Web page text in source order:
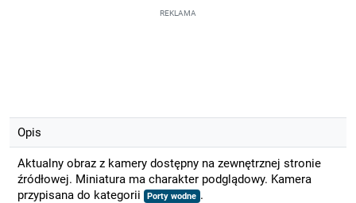
REKLAMA
Opis
Aktualny obraz z kamery dostępny na zewnętrznej stronie
źródłowej. Miniatura ma charakter podglądowy. Kamera
przypisana do kategorii
Porty wodne .